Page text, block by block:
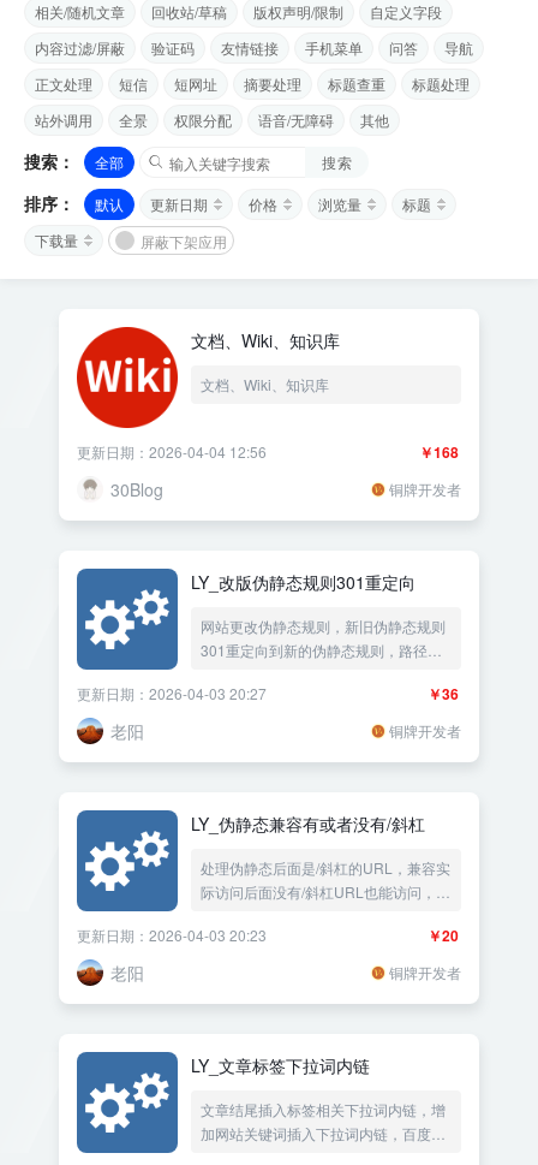
相关/随机文章
回收站/草稿 版权声明/限制
自定义字段
内容过滤/屏蔽
验证码 友情链接 手机菜单 问答
导航
正文处理
短信 短网址 摘要处理 标题查重
标题处理
站外调用
全景 权限分配 语音/无障碍 其他
搜索： 全部 搜索
排序： 默认 更新日期 价格 浏览量
标题
下载量
屏蔽下架应用
文档、Wiki、知识库
文档、Wiki、知识库
￥168
更新日期：2026-04-04 12:56
30Blog 铜牌开发者
LY_改版伪静态规则301重定向
网站更改伪静态规则，新旧伪静态规则
301重定向到新的伪静态规则，路径配
￥36
更新日期：2026-04-03 20:27
老阳 铜牌开发者
LY_伪静态兼容有或者没有/斜杠
处理伪静态后面是/斜杠的URL，兼容实
际访问后面没有/斜杠URL也能访问，有
径
￥20
更新日期：2026-04-03 20:23
老阳 铜牌开发者
LY_文章标签下拉词内链
文章结尾插入标签相关下拉词内链，增
加网站关键词插入下拉词内链，百度下